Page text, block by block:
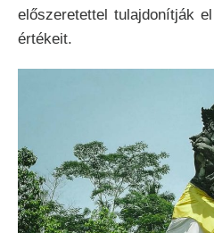
előszeretettel tulajdonítják
értékeit.